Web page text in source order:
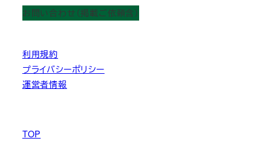
お問い合わせ（掲載ご依頼含）
利用規約
プライバシーポリシー
運営者情報
TOP